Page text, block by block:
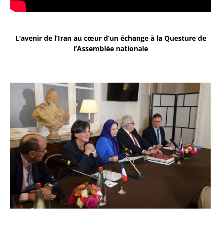
L’avenir de l’Iran au cœur d’un échange à la Questure de
l’Assemblée nationale